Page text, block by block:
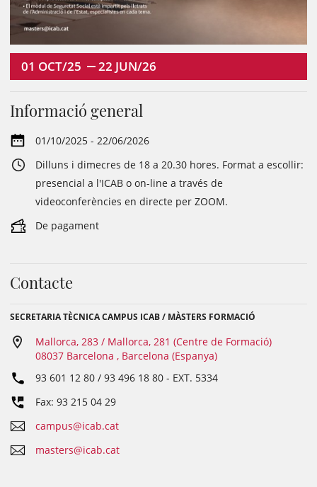
01 OCT/25 22 JUN/26
Informació general
01/10/2025 - 22/06/2026
Dilluns i dimecres de 18 a 20.30 hores. Format a escollir:
presencial a l'ICAB o on-line a través de
videoconferències en directe per ZOOM.
De pagament
Contacte
SECRETARIA TÈCNICA CAMPUS ICAB / MÀSTERS FORMACIÓ
Mallorca, 283 / Mallorca, 281 (Centre de Formació)
08037 Barcelona , Barcelona (Espanya)
93 601 12 80 / 93 496 18 80 - EXT. 5334
Fax: 93 215 04 29
campus@icab.cat
masters@icab.cat